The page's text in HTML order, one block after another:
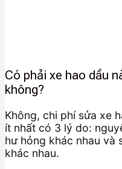
Có phải xe hao dầu
không?
Không, chi phí sửa xe
ít nhất có 3 lý do:
hư hỏng khác nhau và
khác nhau.